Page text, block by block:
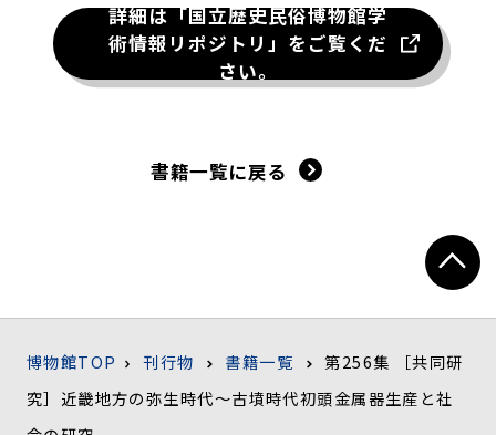
博物館TOP 刊行物 書籍一覧
第256集 ［共同研
究］近畿地方の弥生時代～古墳時代初頭金属器生産と社
詳細は「国立歴史民俗博物館学
術情報リポジトリ」をご覧くだ
さい。
書籍一覧に戻る